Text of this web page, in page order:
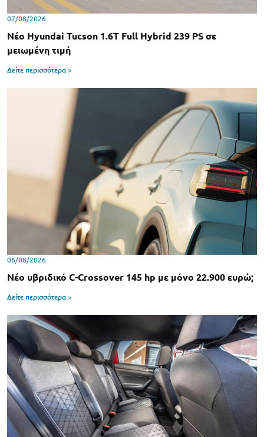
07/08/2026
Νέο Hyundai Tucson 1.6T Full Hybrid 239 PS σε
μειωμένη τιμή
Δείτε περισσότερα >
06/08/2026
Νέο υβριδικό C-Crossover 145 hp με μόνο 22.900 ευρώ;
Δείτε περισσότερα >